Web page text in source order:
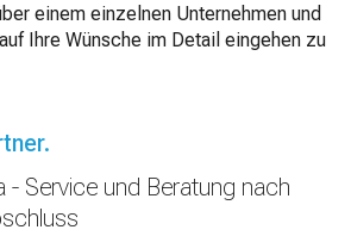
einem einzelnen Unternehmen und
Ihre Wünsche im Detail eingehen zu
- Service und Beratung nach